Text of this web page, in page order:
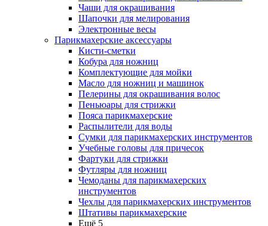
Чаши для окрашивания
Шапочки для мелирования
Электронные весы
Парикмахерские аксессуары
Кисти-сметки
Кобура для ножниц
Комплектующие для мойки
Масло для ножниц и машинок
Пелерины для окрашивания волос
Пеньюары для стрижки
Пояса парикмахерские
Распылители для воды
Сумки для парикмахерских инструментов
Учебные головы для причесок
Фартуки для стрижки
Футляры для ножниц
Чемоданы для парикмахерских
инструментов
Чехлы для парикмахерских инструментов
Штативы парикмахерские
Ещё 5